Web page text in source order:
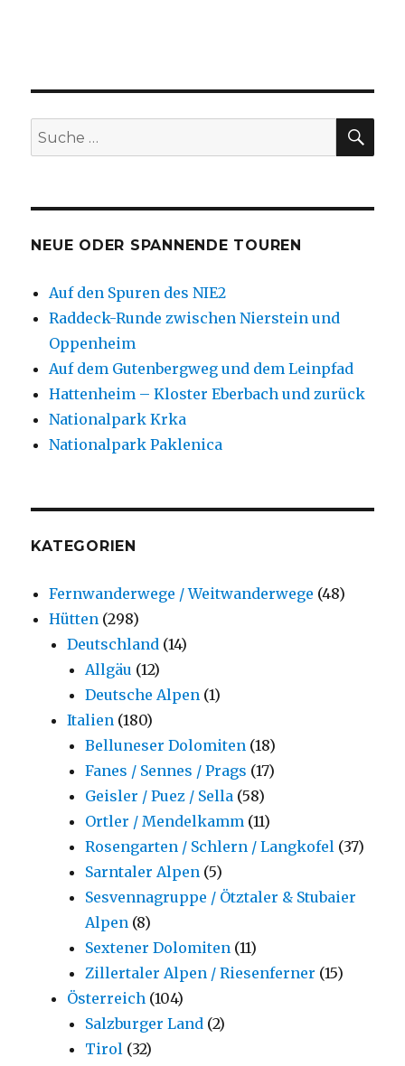
Suche
nach:
NEUE ODER SPANNENDE TOUREN
Auf den Spuren des NIE2
Raddeck-Runde zwischen Nierstein und
Oppenheim
Auf dem Gutenbergweg und dem Leinpfad
Hattenheim – Kloster Eberbach und zurück
Nationalpark Krka
Nationalpark Paklenica
KATEGORIEN
Fernwanderwege / Weitwanderwege (48)
Hütten (298)
Deutschland (14)
Allgäu (12)
Deutsche Alpen (1)
Italien (180)
Belluneser Dolomiten (18)
Fanes / Sennes / Prags (17)
Geisler / Puez / Sella (58)
Ortler / Mendelkamm (11)
Rosengarten / Schlern / Langkofel (37)
Sarntaler Alpen (5)
Sesvennagruppe / Ötztaler & Stubaier
Alpen (8)
Sextener Dolomiten (11)
Zillertaler Alpen / Riesenferner (15)
Österreich (104)
Salzburger Land (2)
Tirol (32)